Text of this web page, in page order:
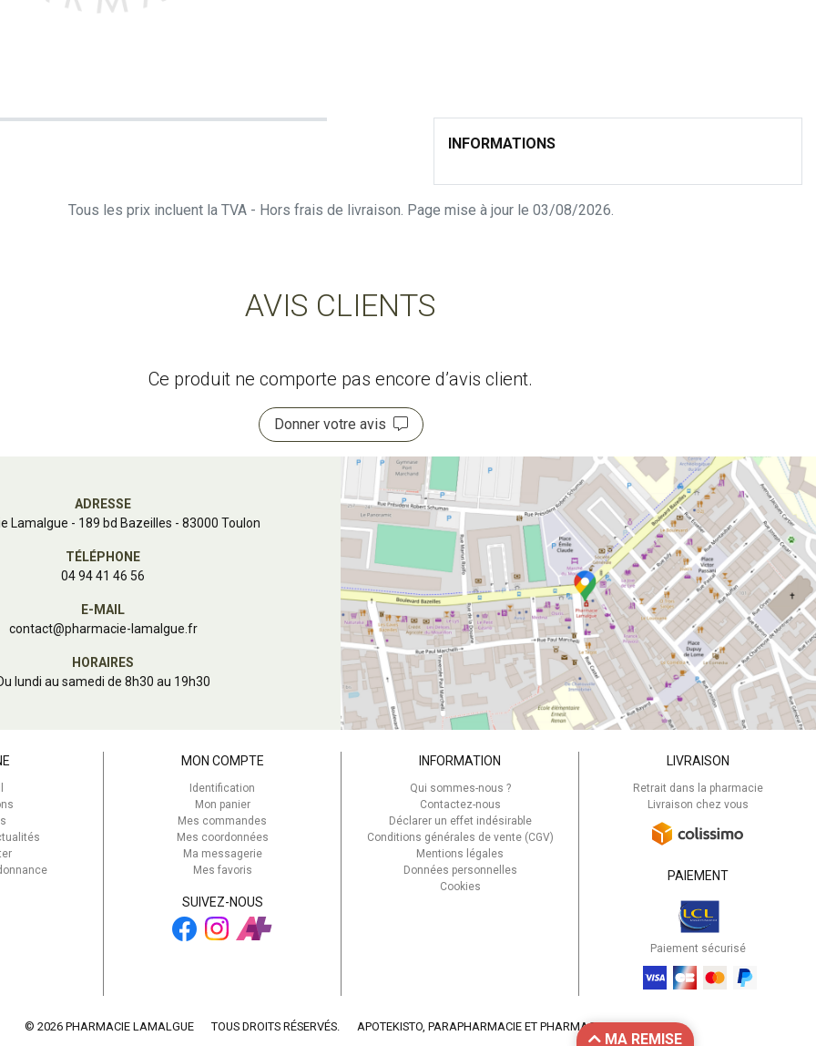
INFORMATIONS
Tous les prix incluent la TVA - Hors frais de livraison. Page mise à jour le 03/08/2026.
AVIS CLIENTS
Ce produit ne comporte pas encore d’avis client.
Donner votre avis
ADRESSE
Lamalgue - 189 bd Bazeilles - 83000 Toulon
TÉLÉPHONE
04 94 41 46 56
E-MAIL
contact@pharmacie-lamalgue.fr
HORAIRES
lundi au samedi de 8h30 au 19h30
MON COMPTE
Identification
Mon panier
Mes commandes
Mes coordonnées
Ma messagerie
Mes favoris
SUIVEZ-NOUS
INFORMATION
Qui sommes-nous ?
Contactez-nous
Déclarer un effet indésirable
Conditions générales de vente (CGV)
Mentions légales
Données personnelles
Cookies
LIVRAISON
Retrait dans la pharmacie
Livraison chez vous
PAIEMENT
Paiement sécurisé
© 2026 PHARMACIE LAMALGUE TOUS DROITS RÉSERVÉS. APOTEKISTO, PARAPHARMACIE ET PHARMACIE EN LIGNE
MA REMISE